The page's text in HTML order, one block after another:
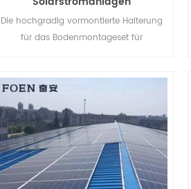
Die hochgradig vormontierte Halterung
für das Bodenmontageset für
Installationszeit zu verkürzen.